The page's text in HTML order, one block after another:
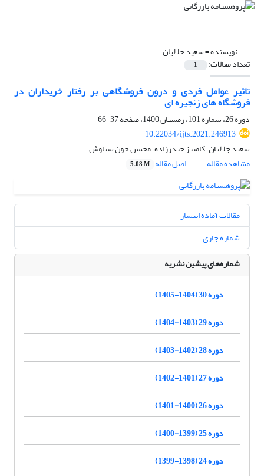
نویسنده =سعید جلالیان
تعداد مقالات: 1
تاثیر عوامل فردی و درون فروشگاهی بر رفتار خریداران در
فروشگاه های زنجیره ای
دوره 26، شماره 101، زمستان 1400، صفحه
37-66
10.22034/ijts.2021.246913
سعید جلالیان، کامبیز حیدرزاده، محسن خون سیاوش
مشاهده مقاله
اصل مقاله 5.08 M
مقالات آماده انتشار
شماره جاری
شماره‌های پیشین نشریه
دوره 30 (1404-1405)
دوره 29 (1403-1404)
دوره 28 (1402-1403)
دوره 27 (1401-1402)
دوره 26 (1400-1401)
دوره 25 (1399-1400)
دوره 24 (1398-1399)